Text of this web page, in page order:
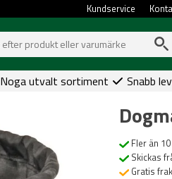
Kundservice
Noga utvalt sortiment Snabb
Fler än
Skickas
Gratis